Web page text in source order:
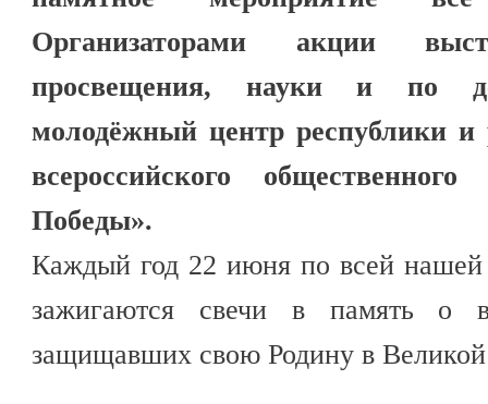
Организаторами акции
просвещения, науки и по
молодёжный центр республики и
всероссийского
Победы».
Каждый год 22 июня по всей нашей
зажигаются свечи в память о
защищавших свою Родину в Великой